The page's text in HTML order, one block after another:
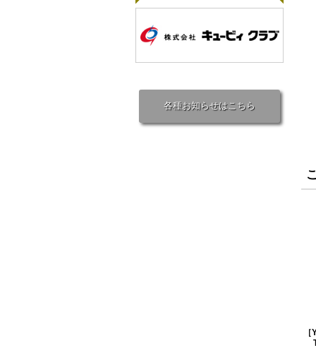
各種お知らせはこちら